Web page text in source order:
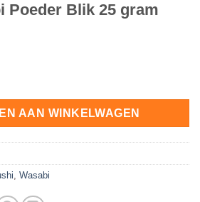
Poeder Blik 25 gram
Blik 25 gram hoeveelheid
AAN WINKELWAGEN
Wasabi